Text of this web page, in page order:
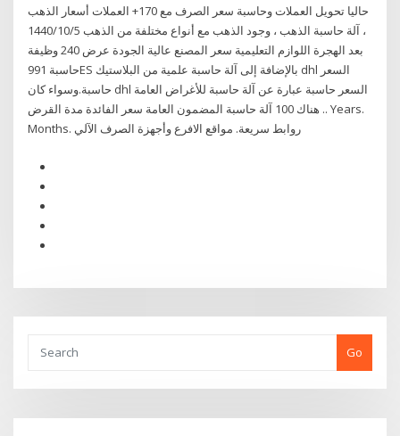
حاليا تحويل العملات وحاسبة سعر الصرف مع 170+ العملات أسعار الذهب
، آلة حاسبة الذهب ، وجود الذهب مع أنواع مختلفة من الذهب 5‏‏/10‏‏/1440
بعد الهجرة اللوازم التعليمية سعر المصنع عالية الجودة عرض 240 وظيفة
حاسبة 991ES بالإضافة إلى آلة حاسبة علمية من البلاستيك dhl السعر
حاسبة.وسواء كان dhl السعر حاسبة عبارة عن آلة حاسبة للأغراض العامة
. هناك 100 آلة حاسبة المضمون العامة سعر الفائدة مدة القرض. Years.
Months. روابط سريعة. مواقع الافرع وأجهزة الصرف الآلي
Go